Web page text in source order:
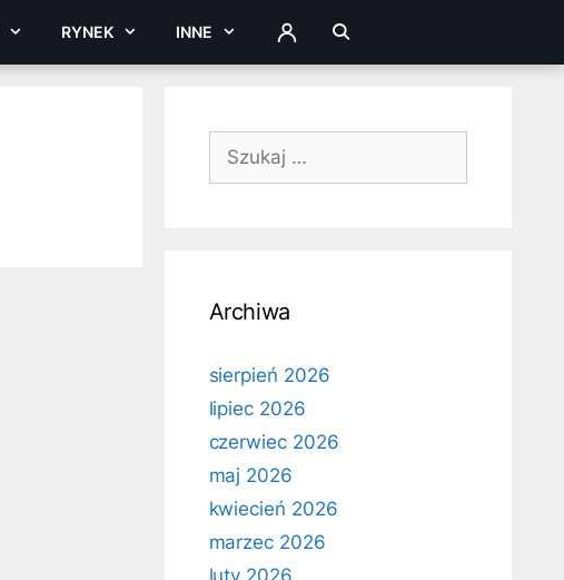
RYNEK INNE ZALOGUJ
Szukaj:
Archiwa
sierpień 2026
lipiec 2026
czerwiec 2026
maj 2026
kwiecień 2026
marzec 2026
luty 2026